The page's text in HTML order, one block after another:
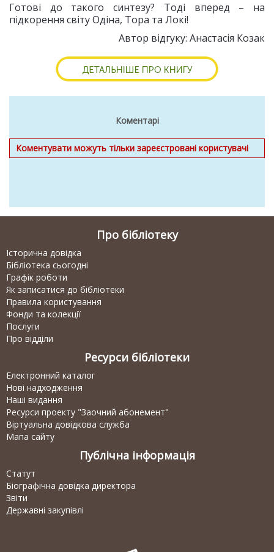
Готові до такого синтезу? Тоді вперед – на
підкорення світу Одіна, Тора та Локі!
Автор відгуку: Анастасія Козак
Коментарі
Коментувати можуть тільки зареєстровані користувачі
Про бібліотеку
Історична довідка
Бібліотека сьогодні
Графік роботи
Як записатися до бібліотеки
Правила користування
Фонди та колекції
Послуги
Про відділи
Ресурси бібліотеки
Електронний каталог
Нові надходження
Наші видання
Ресурси проекту "Заочний абонемент"
Віртуальна довідкова служба
Мапа сайту
Публічна інформація
Статут
Біографічна довідка директора
Звіти
Державні закупівлі